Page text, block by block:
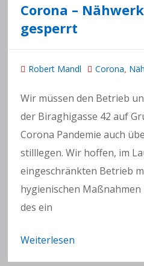
Corona –
gesperrt
Robert Mandl Corona,
Wir müssen den Betrieb
der Biraghigasse 42 auf
Corona Pandemie auch
stilllegen. Wir hoffen, im
eingeschränkten Betrieb
hygienischen
des ein
Weiterlesen